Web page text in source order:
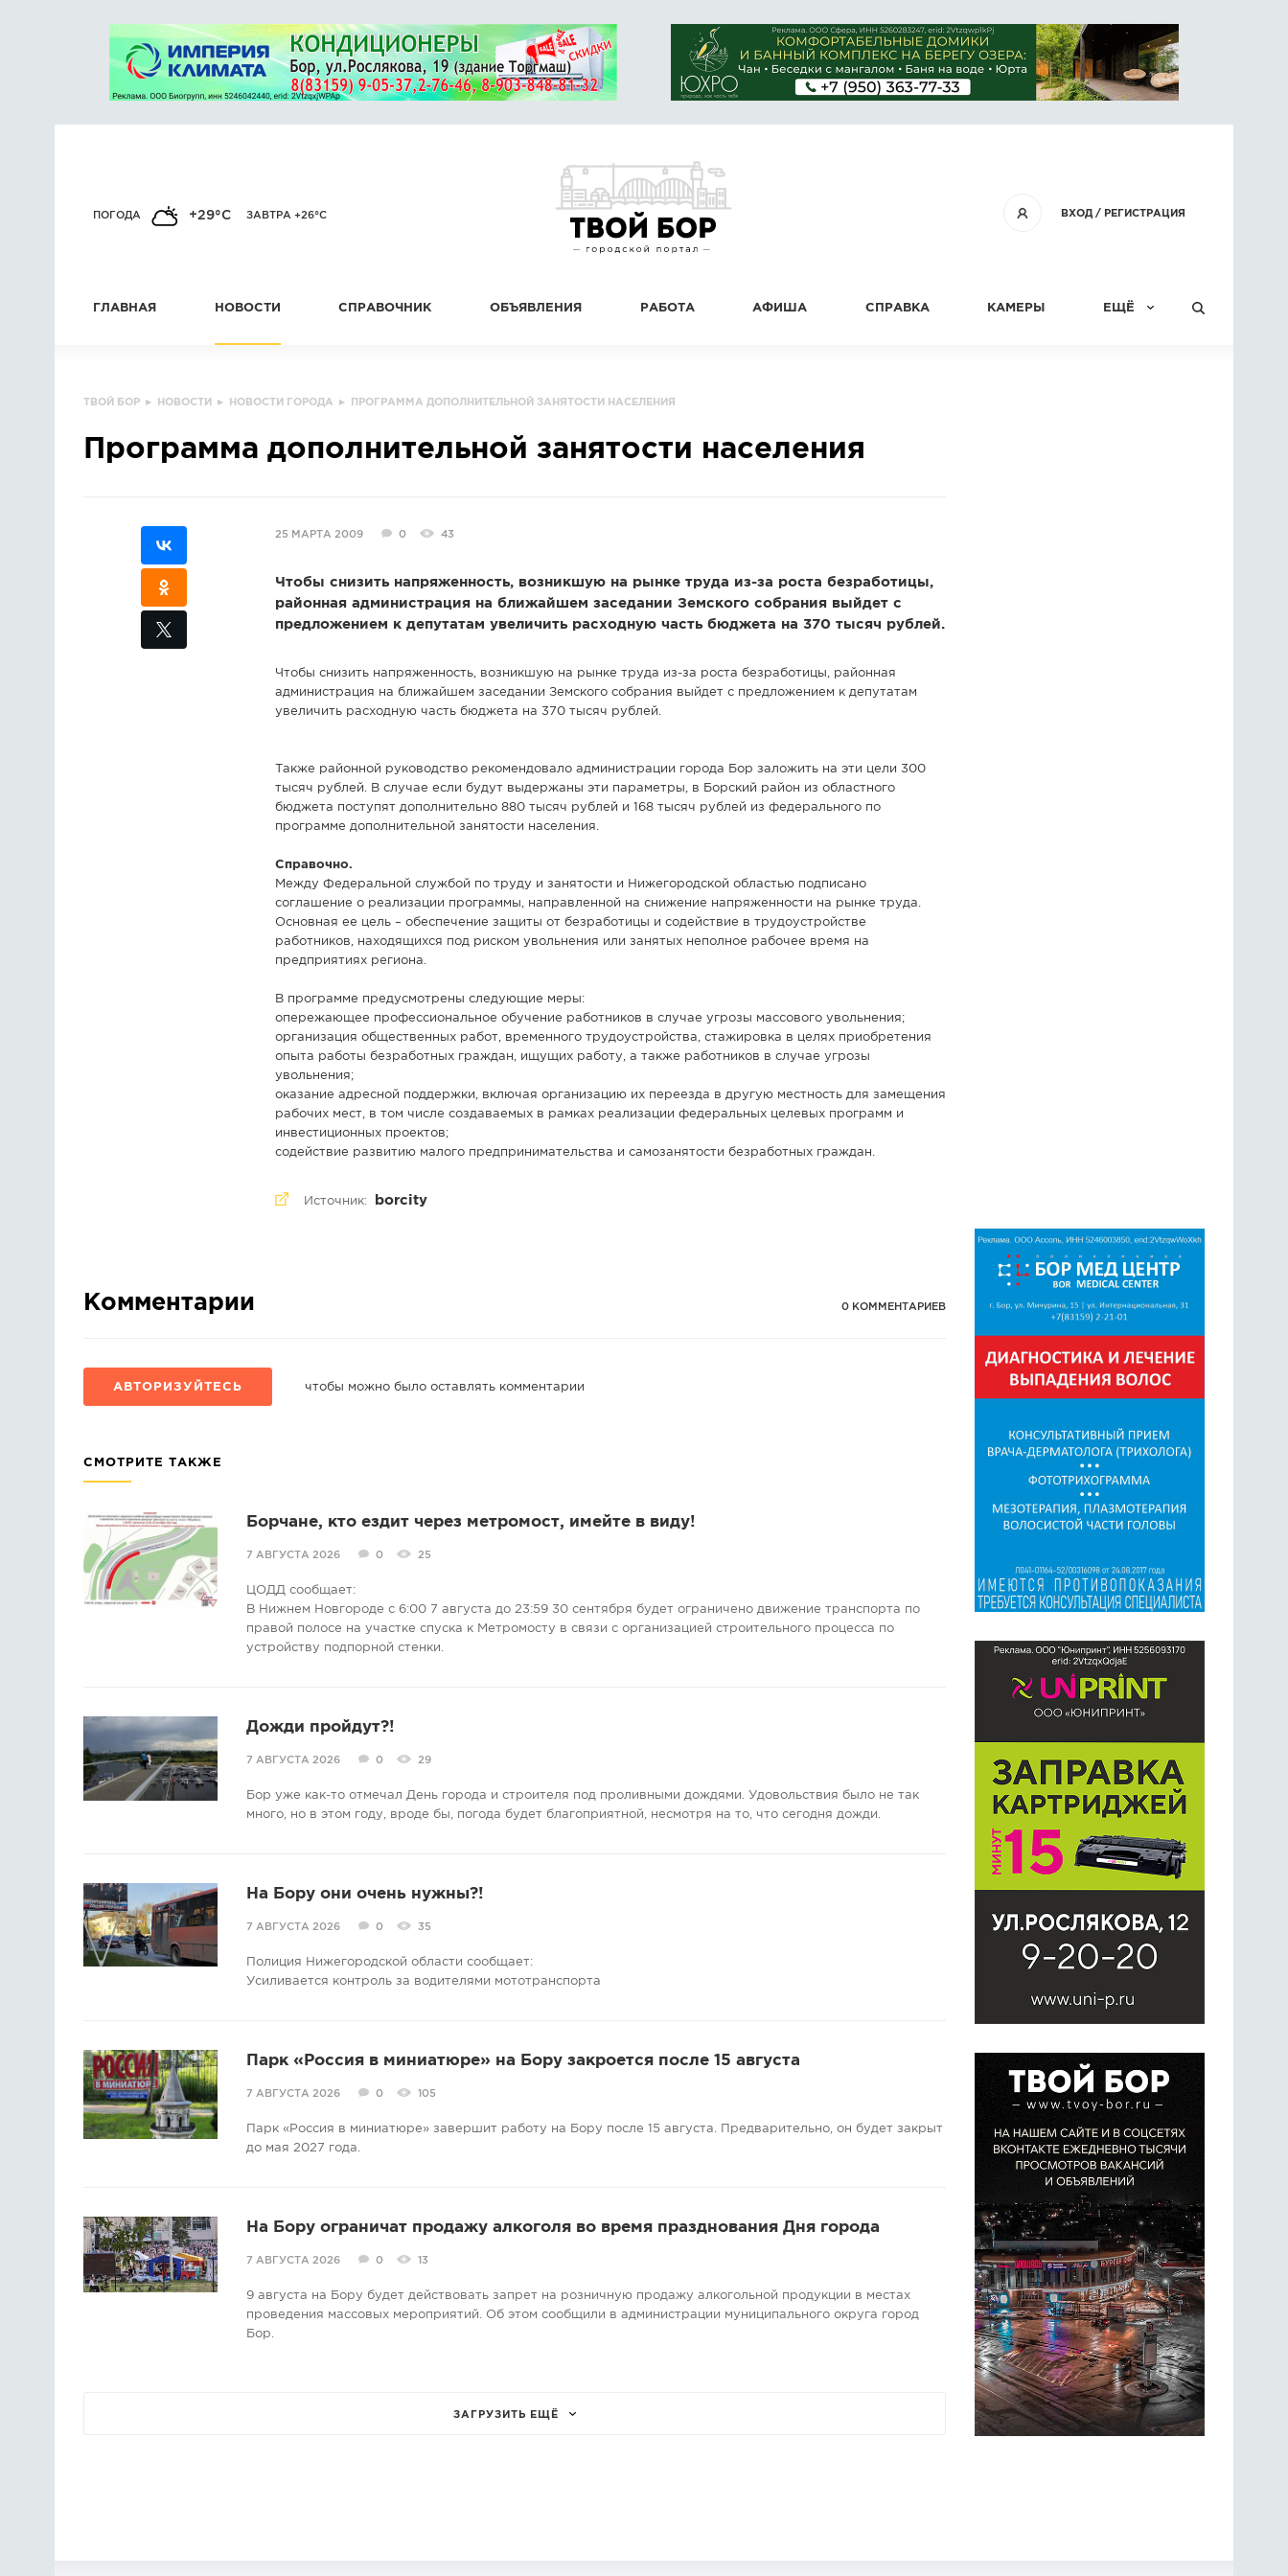
ВХОД/ РЕГИСТРАЦИЯ
ПОГОДА +29°C ЗАВТРА +26°C
ГЛАВНАЯ НОВОСТИ СПРАВОЧНИК ОБЪЯВЛЕНИЯ РАБОТА АФИША СПРАВКА КАМЕРЫ ЕЩЁ
ТВОЙ БОР ▸ НОВОСТИ ▸ НОВОСТИ ГОРОДА ▸ ПРОГРАММА ДОПОЛНИТЕЛЬНОЙ ЗАНЯТОСТИ НАСЕЛЕНИЯ
Программа дополнительной занятости населения
25 МАРТА 2009 0 43
Чтобы снизить напряженность, возникшую на рынке труда из-за роста безработицы,
районная администрация на ближайшем заседании Земского собрания выйдет с
предложением к депутатам увеличить расходную часть бюджета на 370 тысяч рублей.
Чтобы снизить напряженность, возникшую на рынке труда из-за роста безработицы, районная
администрация на ближайшем заседании Земского собрания выйдет с предложением к депутатам
увеличить расходную часть бюджета на 370 тысяч рублей.
Также районной руководство рекомендовало администрации города Бор заложить на эти цели 300
тысяч рублей. В случае если будут выдержаны эти параметры, в Борский район из областного
бюджета поступят дополнительно 880 тысяч рублей и 168 тысяч рублей из федерального по
программе дополнительной занятости населения.
Справочно.
Между Федеральной службой по труду и занятости и Нижегородской областью подписано
соглашение о реализации программы, направленной на снижение напряженности на рынке труда.
Основная ее цель – обеспечение защиты от безработицы и содействие в трудоустройстве
работников, находящихся под риском увольнения или занятых неполное рабочее время на
предприятиях региона.
В программе предусмотрены следующие меры:
опережающее профессиональное обучение работников в случае угрозы массового увольнения;
организация общественных работ, временного трудоустройства, стажировка в целях приобретения
опыта работы безработных граждан, ищущих работу, а также работников в случае угрозы
увольнения;
оказание адресной поддержки, включая организацию их переезда в другую местность для замещения
рабочих мест, в том числе создаваемых в рамках реализации федеральных целевых программ и
инвестиционных проектов;
содействие развитию малого предпринимательства и самозанятости безработных граждан.
Источник: borcity
Комментарии 0 КОММЕНТАРИЕВ
АВТОРИЗУЙТЕСЬ чтобы можно было оставлять комментарии
СМОТРИТЕ ТАКЖЕ
Борчане, кто ездит через метромост, имейте в виду!
7 АВГУСТА 2026 0 25
ЦОДД сообщает:
В Нижнем Новгороде с 6:00 7 августа до 23:59 30 сентября будет ограничено движение транспорта по
правой полосе на участке спуска к Метромосту в связи с организацией строительного процесса по
устройству подпорной стенки.
Дожди пройдут?!
7 АВГУСТА 2026 0 29
Бор уже как-то отмечал День города и строителя под проливными дождями. Удовольствия было не так
много, но в этом году, вроде бы, погода будет благоприятной, несмотря на то, что сегодня дожди.
На Бору они очень нужны?!
7 АВГУСТА 2026 0 35
Полиция Нижегородской области сообщает:
Усиливается контроль за водителями мототранспорта
Парк «Россия в миниатюре» на Бору закроется после 15 августа
7 АВГУСТА 2026 0 105
Парк «Россия в миниатюре» завершит работу на Бору после 15 августа. Предварительно, он будет закрыт
до мая 2027 года.
На Бору ограничат продажу алкоголя во время празднования Дня города
7 АВГУСТА 2026 0 13
9 августа на Бору будет действовать запрет на розничную продажу алкогольной продукции в местах
проведения массовых мероприятий. Об этом сообщили в администрации муниципального округа город
Бор.
ЗАГРУЗИТЬ ЕЩЁ